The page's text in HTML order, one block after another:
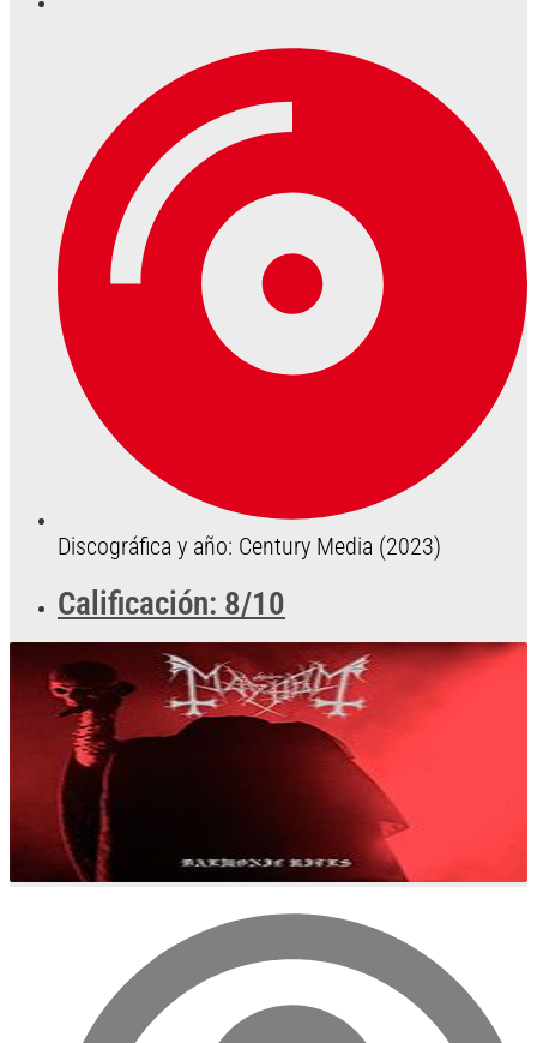
Discográfica y año: Century Media (2023)
Calificación: 8/10